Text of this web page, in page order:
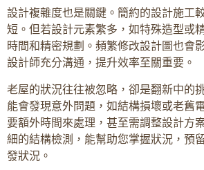
設計複雜度也是關鍵。簡約的設計施工
短。但若設計元素繁多，如特殊造型或
時間和精密規劃。頻繁修改設計圖也會
設計師充分溝通，提升效率至關重要。
老屋的狀況往往被忽略，卻是翻新中的
能會發現意外問題，如結構損壞或老舊
要額外時間來處理，甚至需調整設計方
細的結構檢測，能幫助您掌握狀況，預
發狀況。